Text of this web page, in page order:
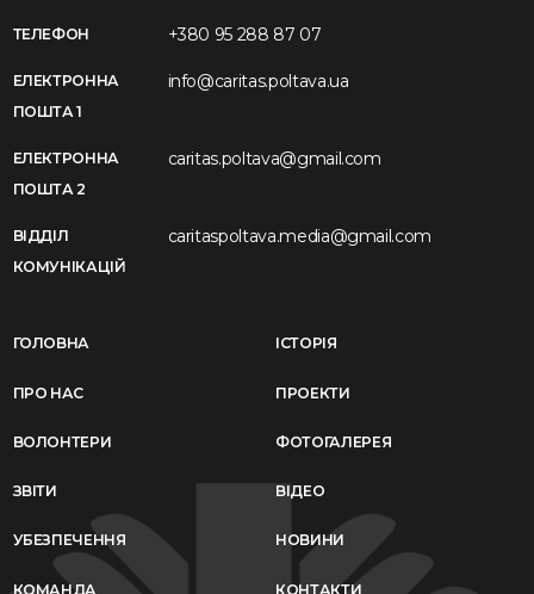
ТЕЛЕФОН +380 95 288 87 07
ЕЛЕКТРОННА
ПОШТА 1
info@caritas.poltava.ua
ЕЛЕКТРОННА
ПОШТА 2
caritas.poltava@gmail.com
ВІДДІЛ
КОМУНІКАЦІЙ
caritaspoltava.media@gmail.com
ГОЛОВНА
ПРО НАС
ВОЛОНТЕРИ
ЗВІТИ
УБЕЗПЕЧЕННЯ
КОМАНДА
ІСТОРІЯ
ПРОЕКТИ
ФОТОГАЛЕРЕЯ
ВІДЕО
НОВИНИ
КОНТАКТИ